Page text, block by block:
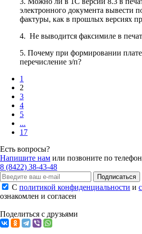
электронного документа вывести
фактуры, как в прошлых версиях
4. Не выводится факсимиле в
5. Почему при формировании
перечисление з/п?
1
2
3
4
5
...
17
Есть вопросы?
Напишите нам или позвоните по
8 (8422) 38-43-48
Подписаться
С политикой конфиденциальности и
ознакомлен и согласен
Поделиться с друзьями